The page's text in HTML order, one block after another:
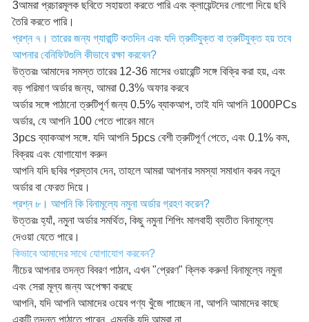
3আমরা প্রচারমূলক ছবিতে সহায়তা করতে পারি এবং ক্লায়েন্টদের লোগো দিয়ে ছবি
তৈরি করতে পারি।
প্রশ্ন ৭। তারের জন্য গ্যারান্টি কতদিন এবং যদি ত্রুটিযুক্ত বা ত্রুটিযুক্ত হয় তবে
আপনার বেনিফিটগুলি কীভাবে রক্ষা করবেন?
উত্তরঃ আমাদের সমস্ত তারের 12-36 মাসের ওয়ারেন্টি সঙ্গে বিক্রি করা হয়, এবং
বড় পরিমাণ অর্ডার জন্য, আমরা 0.3% অফার করবে
অর্ডার সঙ্গে পাঠানো ত্রুটিপূর্ণ জন্য 0.5% ব্যাকআপ, তাই যদি আপনি 1000PCs
অর্ডার, যে আপনি 100 পেতে পারেন মানে
3pcs ব্যাকআপ সঙ্গে. যদি আপনি 5pcs বেশী ত্রুটিপূর্ণ পেতে, এবং 0.1% কম,
বিক্রয় এবং যোগাযোগ করুন
আপনি যদি ছবির প্রস্তাব দেন, তাহলে আমরা আপনার সমস্যা সমাধান করব নতুন
অর্ডার বা ফেরত দিয়ে।
প্রশ্ন ৮। আপনি কি বিনামূল্যে নমুনা অর্ডার গ্রহণ করেন?
উত্তরঃ হ্যাঁ, নমুনা অর্ডার সমর্থিত, কিছু নমুনা শিপিং মালবাহী ব্যতীত বিনামূল্যে
দেওয়া যেতে পারে।
কিভাবে আমাদের সাথে যোগাযোগ করবেন?
নীচের আপনার তদন্ত বিবরণ পাঠান, এখন "প্রেরণ" ক্লিক করুন! বিনামূল্যে নমুনা
এবং সেরা মূল্য জন্য অপেক্ষা করছে
আপনি, যদি আপনি আমাদের ওয়েব পণ্য খুঁজে পাচ্ছেন না, আপনি আমাদের কাছে